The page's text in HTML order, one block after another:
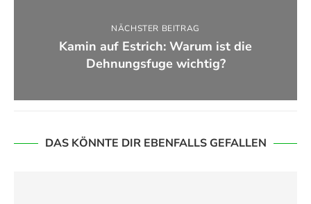
NÄCHSTER BEITRAG
Kamin auf Estrich: Warum ist die
Dehnungsfuge wichtig?
DAS KÖNNTE DIR EBENFALLS GEFALLEN